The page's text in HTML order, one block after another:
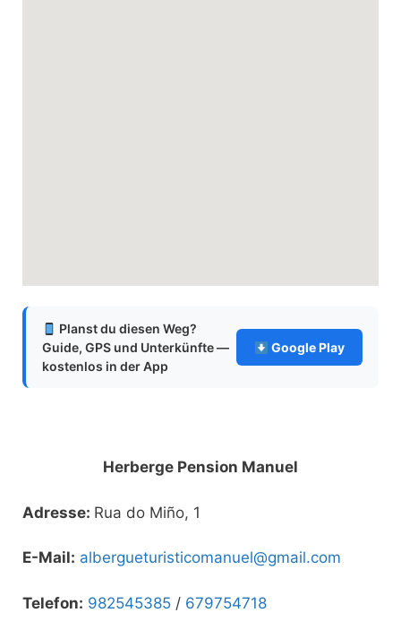
Planst du diesen Weg?
Guide, GPS und Unterkünfte —
kostenlos in der App
Google Play
Herberge Pension Manuel
Adresse: Rua do Miño, 1
E-Mail: albergueturisticomanuel@gmail.com
Telefon: 982545385 / 679754718